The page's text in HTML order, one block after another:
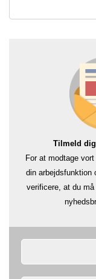
Tilmeld
For at modtage
din arbejdsfunktion
verificere, at du